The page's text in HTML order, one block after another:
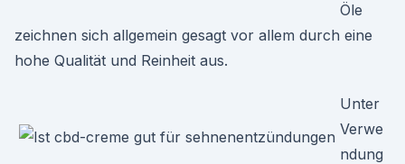
Öle
zeichnen sich allgemein gesagt vor allem durch eine
hohe Qualität und Reinheit aus.
Unter
Verwe
ndung